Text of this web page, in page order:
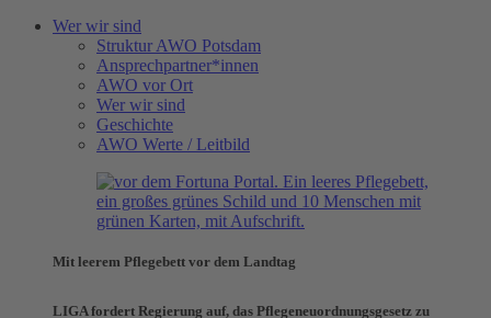
Wer wir sind
Struktur AWO Potsdam
Ansprechpartner*innen
AWO vor Ort
Wer wir sind
Geschichte
AWO Werte / Leitbild
Mit leerem Pflegebett vor dem Landtag
LIGA fordert Regierung auf, das Pflegeneuordnungsgesetz zu